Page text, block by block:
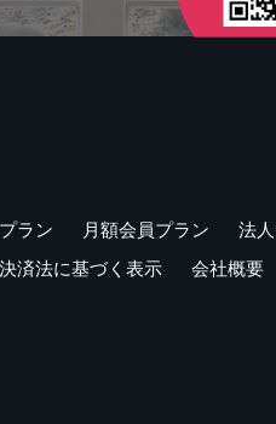
ラン 月額会員プラン
法
済法に基づく表示 会社概要